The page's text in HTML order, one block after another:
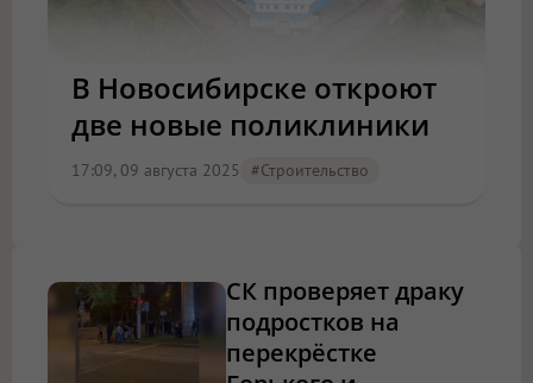
В Новосибирске откроют
две новые поликлиники
17:09, 09 августа 2025 #Строительство
СК проверяет драку
подростков на
перекрёстке